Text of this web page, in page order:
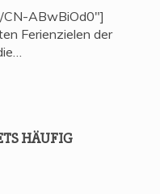
CN-ABwBiOd0"]
Ferienzielen der
HÄU­FIG